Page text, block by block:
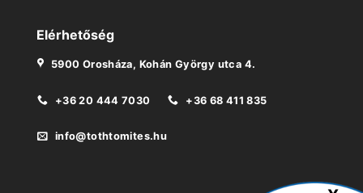
Elérhetőség
5900 Orosháza, Kohán György utca 4.
+36 20 444 7030 +36 68 411 835
info@tothtomites.hu